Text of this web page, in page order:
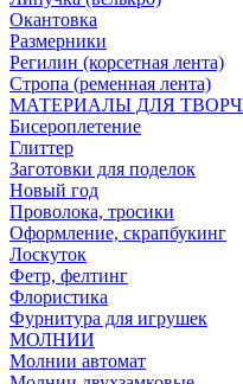
Окантовка
Размерники
Регилин (корсетная лента)
Стропа (ременная лента)
МАТЕРИАЛЫ ДЛЯ
Бисероплетение
Глиттер
Заготовки для поделок
Новый год
Проволока, тросики
Оформление, скрапбукинг
Лоскуток
Фетр, фелтинг
Флористика
Фурнитура для игрушек
МОЛНИИ
Молнии автомат